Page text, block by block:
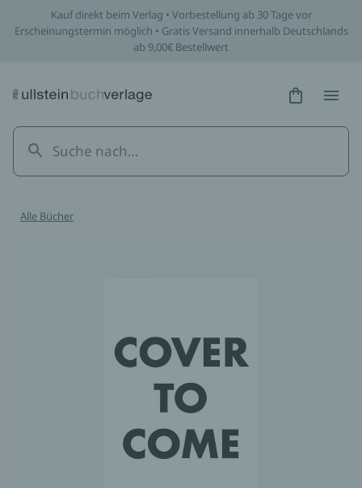
Kauf direkt beim Verlag • Vorbestellung ab 30 Tage vor
Erscheinungstermin möglich • Gratis Versand innerhalb Deutschlands
ab 9,00€ Bestellwert
Hidden
Alle Bücher